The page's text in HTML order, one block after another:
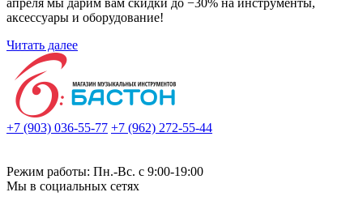
аксессуары и оборудование!
Читать далее
+7 (903) 036-55-77 +7 (962) 272-55-44
Режим работы: Пн.-Вс. с 9:00-19:00
Мы в социальных сетях